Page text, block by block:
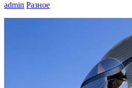
admin Разное